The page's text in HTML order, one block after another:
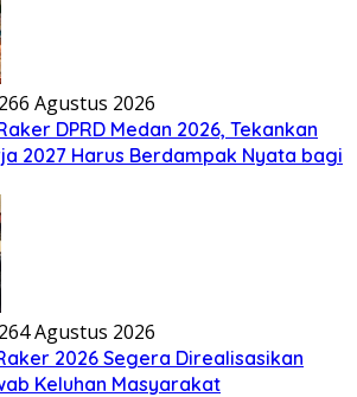
6 Agustus 2026
DPRD Medan 2026, Tekankan
2027 Harus Berdampak Nyata bagi
4 Agustus 2026
2026 Segera Direalisasikan
Keluhan Masyarakat